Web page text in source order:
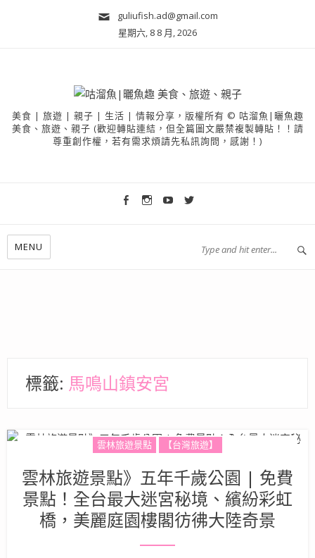
guliufish.ad@gmail.com
星期六, 8 8 月, 2026
美食 | 旅遊 | 親子 | 生活 | 情報分享，版權所有 © 咕溜魚|曬魚趣
美食、旅遊、親子 (歡迎轉貼連結，但全篇圖文嚴禁複製轉貼！！請
尊重創作權，若有需求煩請先私訊詢問，感謝！)
MENU
標籤: 馬鳴山鎮安宮
雲林旅遊景點 【台灣旅遊】
雲林旅遊景點》五年千歲公園 | 免費
景點！全台最大迷宮秘境、繽紛彩虹
橋，美麗庭園樓閣彷彿大陸奇景